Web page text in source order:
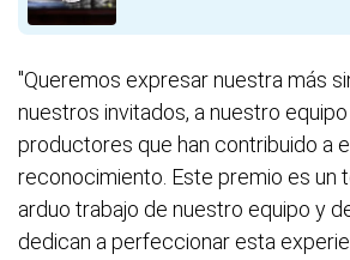
"Queremos expresar nuestra más
nuestros invitados, a nuestro
productores que han contribuido a
reconocimiento. Este premio es un
arduo trabajo de nuestro equipo y
dedican a perfeccionar esta